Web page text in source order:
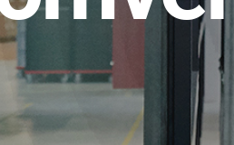
mit System. Robust im
zukunftsfähig im Ausbau.